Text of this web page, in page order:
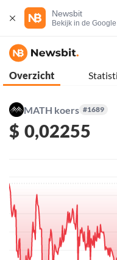
Newsbit
Bekijk in de
Overzicht
MATH koers #1689
$ 0,02255